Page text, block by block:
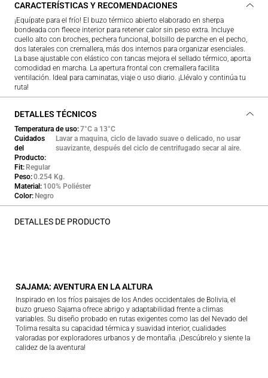
CARACTERÍSTICAS Y RECOMENDACIONES
¡Equípate para el frío! El buzo térmico abierto elaborado en sherpa
bondeada con fleece interior para retener calor sin peso extra. Incluye
cuello alto con broches, pechera funcional, bolsillo de parche en el pecho,
dos laterales con cremallera, más dos internos para organizar esenciales.
La base ajustable con elástico con tancas mejora el sellado térmico, aporta
comodidad en marcha. La apertura frontal con cremallera facilita
ventilación. Ideal para caminatas, viaje o uso diario. ¡Llévalo y continúa tu
ruta!
DETALLES TÉCNICOS
Temperatura de uso 7°C a 13°C
Cuidados
del
Producto
Lavar a maquina, ciclo de lavado suave o delicado, no usar
suavizante, después del ciclo de centrifugado secar al aire.
Fit Regular
Peso 0.254 Kg.
Material
100% Poliéster
Color Negro
DETALLES DE PRODUCTO
SAJAMA: AVENTURA EN LA ALTURA
Inspirado en los fríos paisajes de los Andes occidentales de Bolivia, el
buzo grueso Sajama ofrece abrigo y adaptabilidad frente a climas
variables. Su diseño probado en rutas exigentes como las del Nevado del
Tolima resalta su capacidad térmica y suavidad interior, cualidades
valoradas por exploradores urbanos y de montaña. ¡Descúbrelo y siente la
calidez de la aventura!